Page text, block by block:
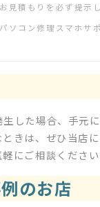
お見積もりを必ず提示
パソコン修理スマホサ
した場合、手元
きは、ぜひ当店
にご相談ください
のお店